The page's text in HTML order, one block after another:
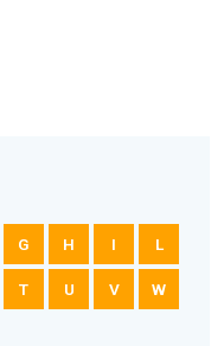
G H I L
T U V W